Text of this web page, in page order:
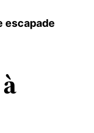
escapade